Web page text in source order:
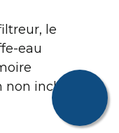
le
eau
inclus)